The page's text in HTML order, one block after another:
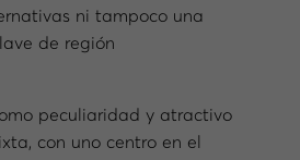
ni tampoco una
de región
peculiaridad y atractivo
con uno centro en el